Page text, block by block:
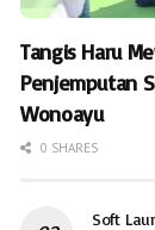
Tangis Haru
Penjemputan
Wonoayu
0 SHARES
Soft